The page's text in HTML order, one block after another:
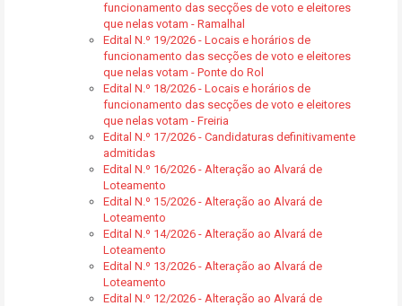
funcionamento das secções de voto e eleitores
que nelas votam - Ramalhal
Edital N.º 19/2026 - Locais e horários de
funcionamento das secções de voto e eleitores
que nelas votam - Ponte do Rol
Edital N.º 18/2026 - Locais e horários de
funcionamento das secções de voto e eleitores
que nelas votam - Freiria
Edital N.º 17/2026 - Candidaturas definitivamente
admitidas
Edital N.º 16/2026 - Alteração ao Alvará de
Loteamento
Edital N.º 15/2026 - Alteração ao Alvará de
Loteamento
Edital N.º 14/2026 - Alteração ao Alvará de
Loteamento
Edital N.º 13/2026 - Alteração ao Alvará de
Loteamento
Edital N.º 12/2026 - Alteração ao Alvará de